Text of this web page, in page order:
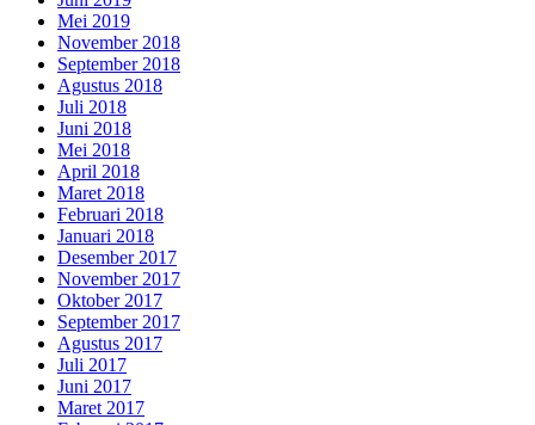
Mei 2019
November 2018
September 2018
Agustus 2018
Juli 2018
Juni 2018
Mei 2018
April 2018
Maret 2018
Februari 2018
Januari 2018
Desember 2017
November 2017
Oktober 2017
September 2017
Agustus 2017
Juli 2017
Juni 2017
Maret 2017